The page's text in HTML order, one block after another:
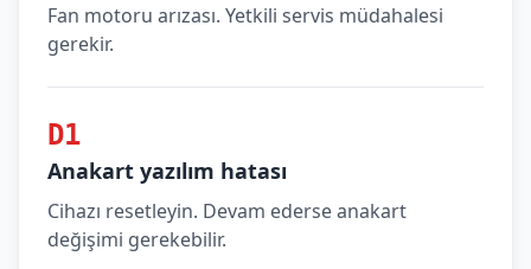
Fan motoru arızası. Yetkili servis müdahalesi
gerekir.
D1
Anakart yazılım hatası
Cihazı resetleyin. Devam ederse anakart
değişimi gerekebilir.